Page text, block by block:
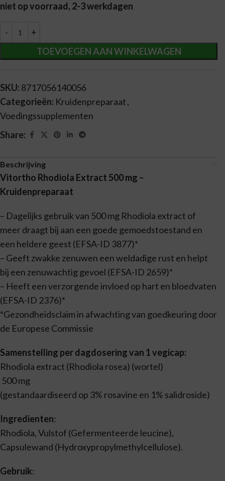
niet op voorraad, 2-3 werkdagen
TOEVOEGEN AAN WINKELWAGEN
Alternative:
SKU: 8717056140056
Categorieën: Kruidenpreparaat,
Voedingssupplementen
Share:
Beschrijving
Vitortho Rhodiola Extract 500 mg –
Kruidenpreparaat
– Dagelijks gebruik van 500 mg Rhodiola extract of
meer draagt bij aan een goede gemoedstoestand en
een heldere geest (EFSA-ID 3877)*
– Geeft zwakke zenuwen een weldadige rust en helpt
bij een zenuwachtig gevoel (EFSA-ID 2659)*
– Heeft een verzorgende invloed op hart en bloedvaten
(EFSA-ID 2376)*
*Gezondheidsclaim in afwachting van goedkeuring door
de Europese Commissie
Samenstelling per dagdosering van 1 vegicap:
Rhodiola extract (Rhodiola rosea) (wortel)
500 mg
(gestandaardiseerd op 3% rosavine en 1% salidroside)
Ingredienten:
Rhodiola, Vulstof (Gefermenteerde leucine),
Capsulewand (Hydroxypropylmethylcellulose).
Gebruik: